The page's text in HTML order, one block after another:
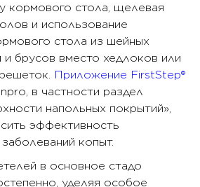
кормового стола, щелевая
и использование
стола из шейных
и брусов вместо хедлоков или
Приложение FirstStep®
в частности раздел
напольных покрытий»,
эффективность
копыт.
в основное стадо
уделяя особое